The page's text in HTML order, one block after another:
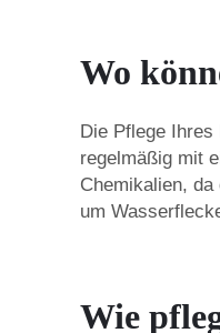
Wo
Die Pflege
regelmäßig mit
Chemikalien,
um
Wie